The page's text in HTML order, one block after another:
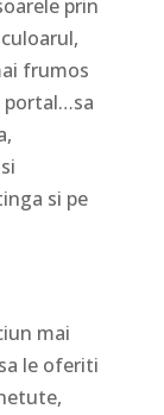
prin
frumos
portal…sa
si pe
mai
le oferiti